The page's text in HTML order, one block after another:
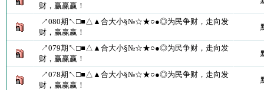
财，赢赢赢！
↗080期↖□■△▲合大小§№☆★○●◎为民争财，走向发
财，赢赢赢！
↗079期↖□■△▲合大小§№☆★○●◎为民争财，走向发
财，赢赢赢！
↗078期↖□■△▲合大小§№☆★○●◎为民争财，走向发
财，赢赢赢！